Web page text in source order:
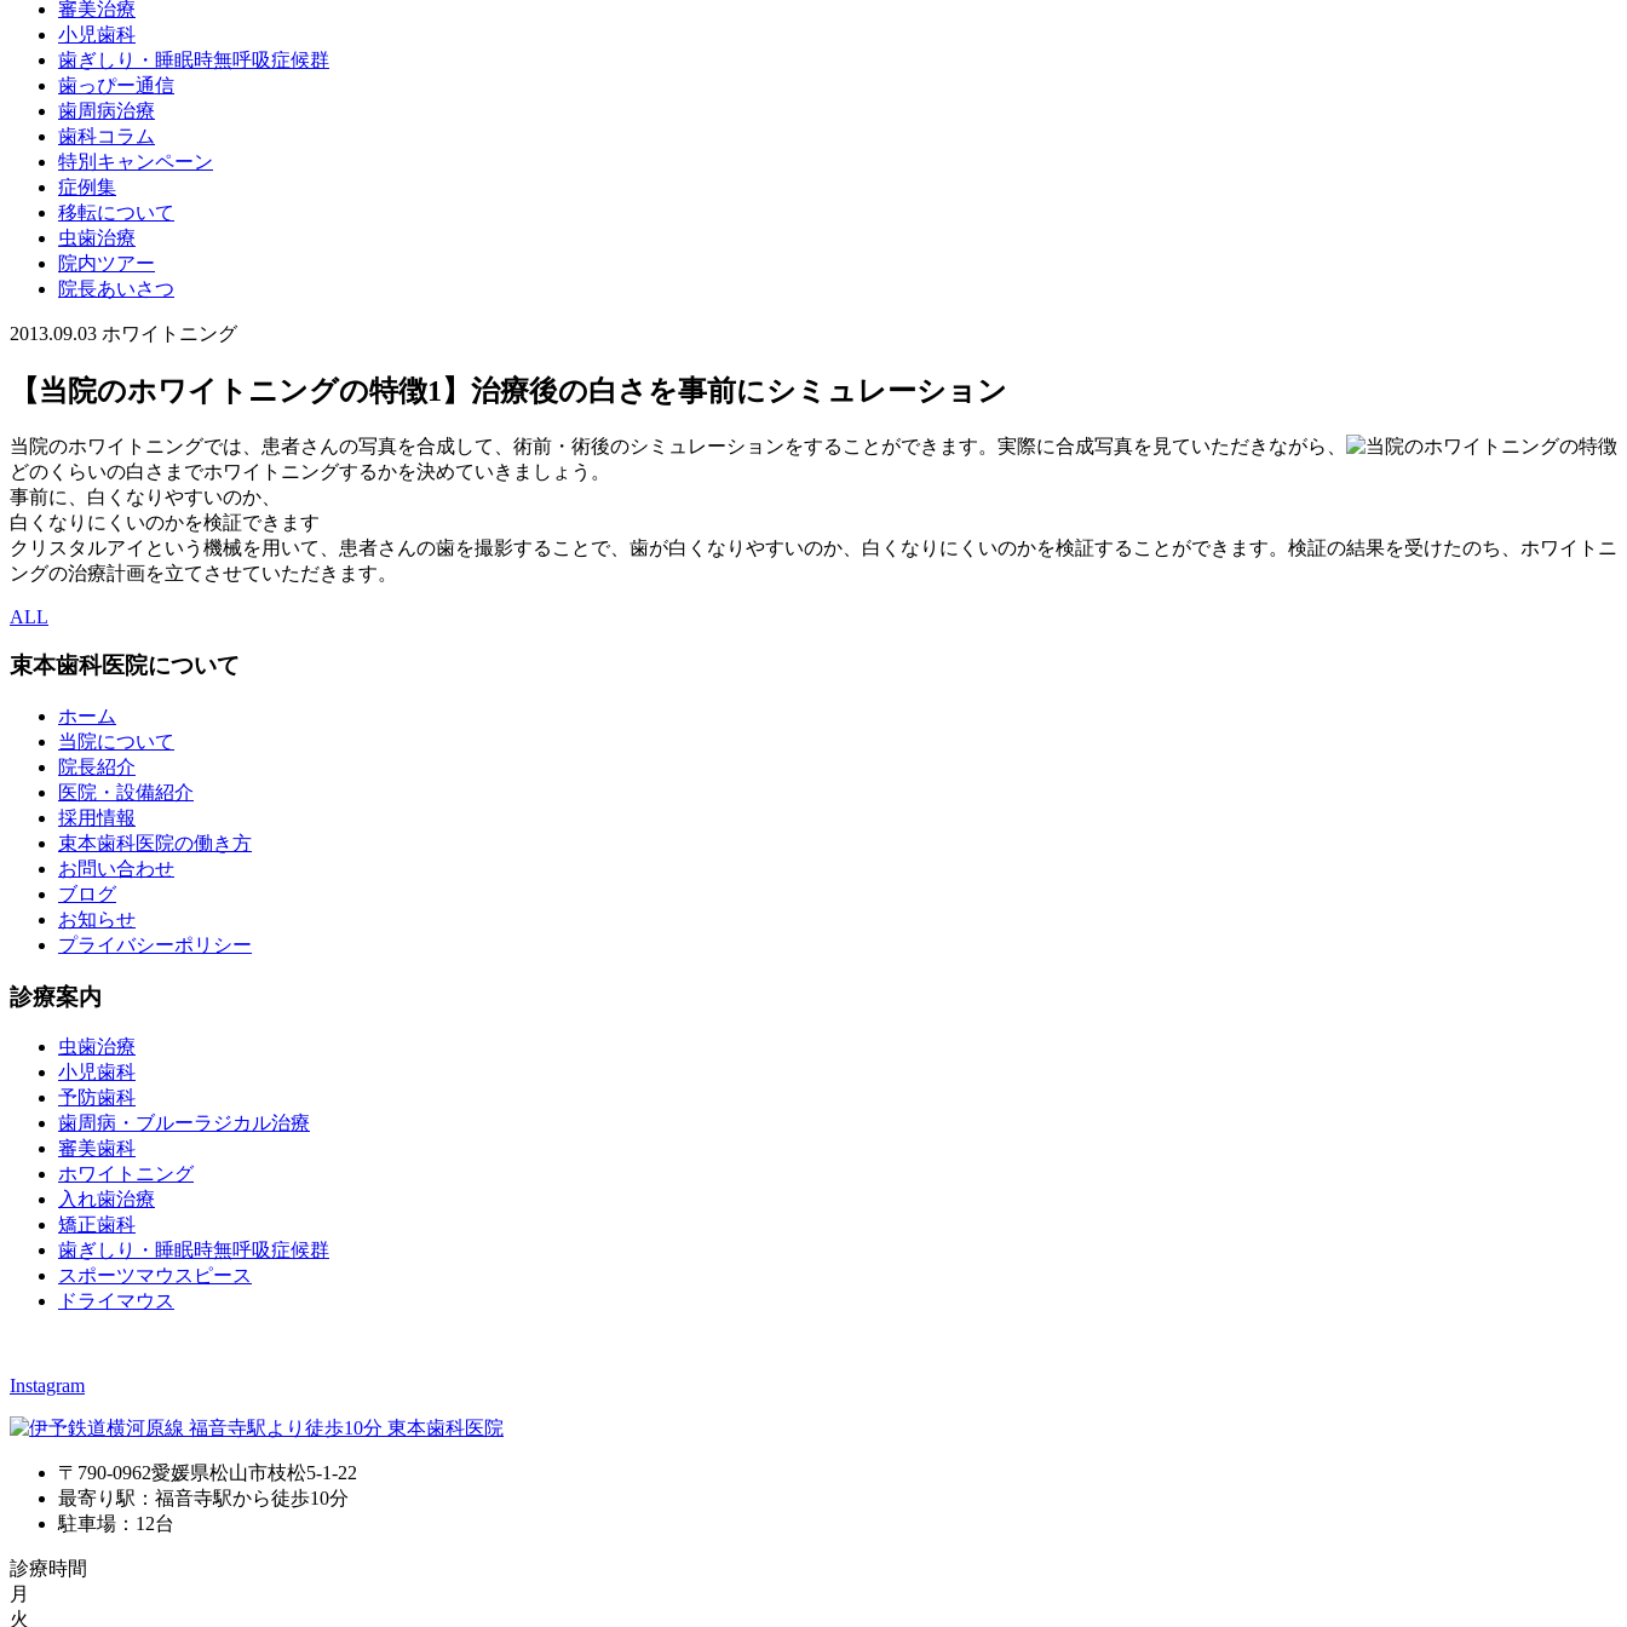
審美治療
小児歯科
歯ぎしり・睡眠時無呼吸症候群
歯っぴー通信
歯周病治療
歯科コラム
特別キャンペーン
症例集
移転について
虫歯治療
院内ツアー
院長あいさつ
2013.09.03 ホワイトニング
【当院のホワイトニングの特徴1】治療後の白さを事前にシミュレーション
当院のホワイトニングでは、 患者さんの写真を合成して、術前・術後のシミュレーションをすることができます。実際に合成写真を見ていただきながら、
どのくらいの白さまでホワイトニングするかを決めていきましょう。
事前に、白くなりやすいのか、
白くなりにくいのかを検証できます
クリスタルアイという機械を用いて、患者さんの歯を撮影することで、歯が白くなりやすいのか、白くなりにくいのかを検証することができます。検証の結果を受けたのち、ホワイトニ
ングの治療計画を立てさせていただきます。
ALL
束本歯科医院について
ホーム
当院について
院長紹介
医院・設備紹介
採用情報
束本歯科医院の働き方
お問い合わせ
ブログ
お知らせ
プライバシーポリシー
診療案内
虫歯治療
小児歯科
予防歯科
歯周病・ブルーラジカル治療
審美歯科
ホワイトニング
入れ歯治療
矯正歯科
歯ぎしり・睡眠時無呼吸症候群
スポーツマウスピース
ドライマウス
Instagram
〒790-0962愛媛県松山市枝松5-1-22
最寄り駅：福音寺駅から徒歩10分
駐車場：12台
診療時間
月
火